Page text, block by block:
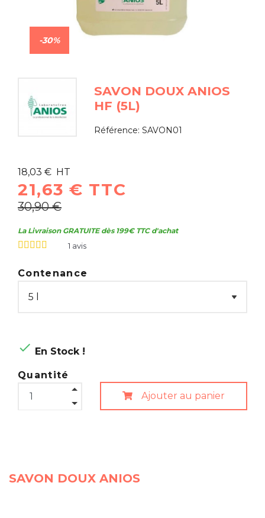
-30%
SAVON DOUX ANIOS
HF (5L)
Référence:SAVON01
18,03 € HT
21,63 € TTC
30,90 €
La Livraison GRATUITE dès 199€ TTC d'achat
1 avis
Contenance
 En Stock !
Quantité
Ajouter au panier
SAVON DOUX ANIOS